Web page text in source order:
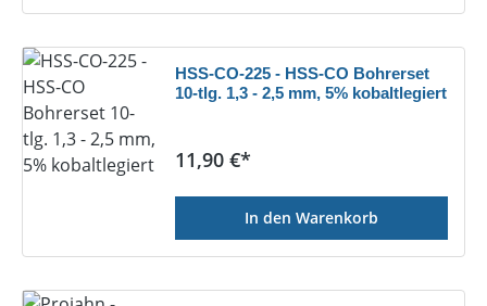
HSS-CO-225 - HSS-CO Bohrerset
10-tlg. 1,3 - 2,5 mm, 5% kobaltlegiert
Regulärer Preis:
11,90 €*
In den Warenkorb